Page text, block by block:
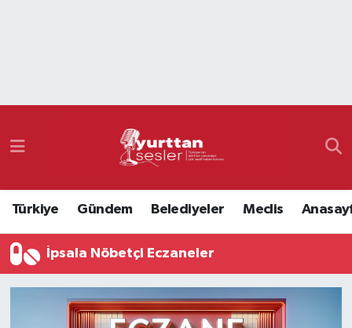
Türkiye Gündem Belediyeler Meclis
İpsala Nöbetçi Eczaneler
Namaz Vakitleri
Süper Lig Puan Durumu ve Fikstür
Tüm Manşetler
Son Dakika Haberleri